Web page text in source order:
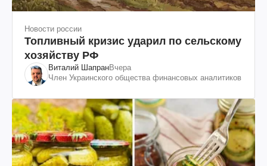
Новости россии
Топливный кризис ударил по сельскому
хозяйству РФ
Виталий ШапранВчера
Член Украинского общества финансовых аналитиков